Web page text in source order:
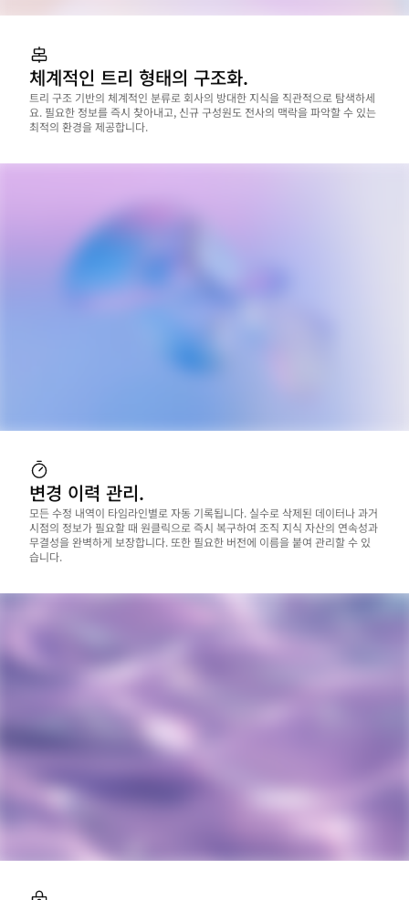
체계적인 트리 형태의 구조화.
트리 구조 기반의 체계적인 분류로 회사의 방대한 지식을 직관적으로 탐색하세
요. 필요한 정보를 즉시 찾아내고, 신규 구성원도 전사의 맥락을 파악할 수 있는
최적의 환경을 제공합니다.
변경 이력 관리.
모든 수정 내역이 타임라인별로 자동 기록됩니다. 실수로 삭제된 데이터나 과거
시점의 정보가 필요할 때 원클릭으로 즉시 복구하여 조직 지식 자산의 연속성과
무결성을 완벽하게 보장합니다. 또한 필요한 버전에 이름을 붙여 관리할 수 있
습니다.